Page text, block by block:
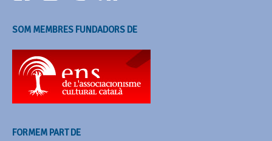
SOM MEMBRES FUNDADORS DE
FORMEM PART DE